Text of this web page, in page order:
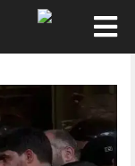
content